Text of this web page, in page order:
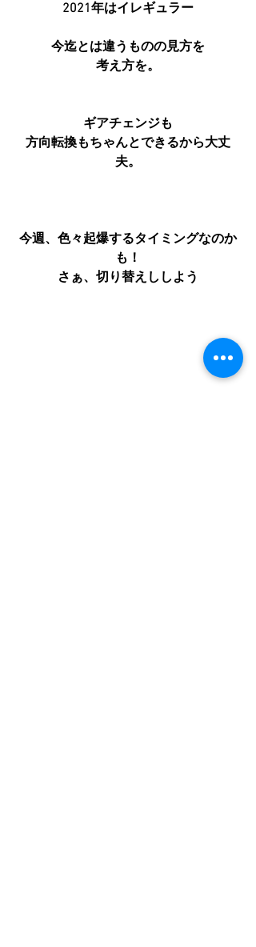
2021年はイレギュラー
今迄とは違うものの見方を
考え方を。
ギアチェンジも
方向転換もちゃんとできるから大丈
夫。
今週、色々起爆するタイミングなのか
も！
さぁ、切り替えししよう